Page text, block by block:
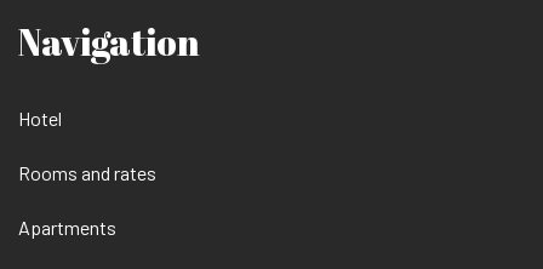
Navigation
Hotel
Rooms and rates
Apartments